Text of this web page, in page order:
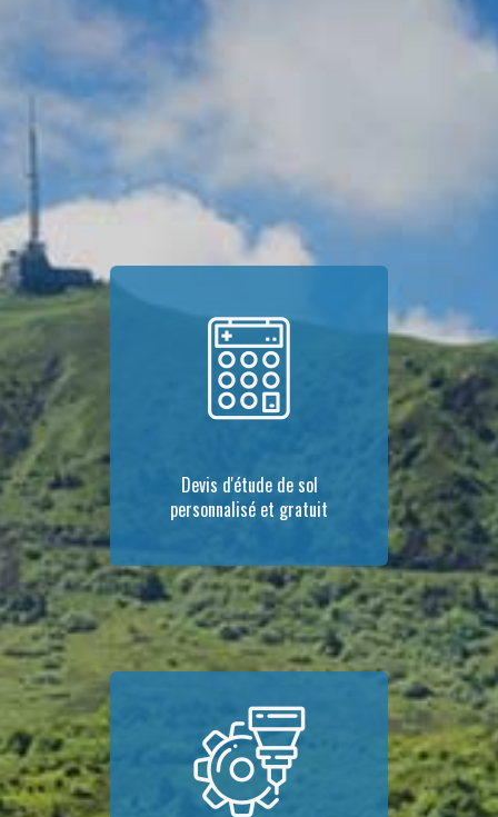
Devis d'étude de sol
personnalisé et gratuit